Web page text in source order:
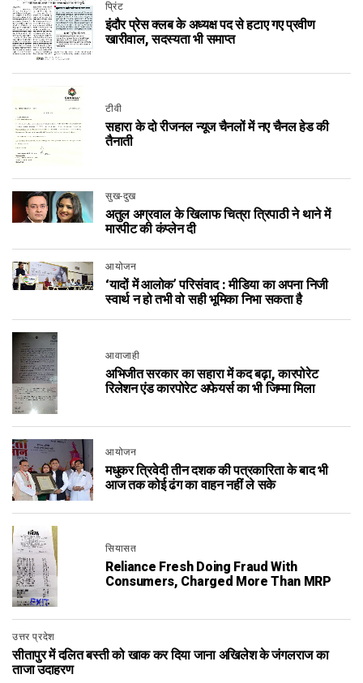
प्रिंट
इंदौर प्रेस क्लब के अध्यक्ष पद से हटाए गए प्रवीण
खारीवाल, सदस्यता भी समाप्त
टीवी
सहारा के दो रीजनल न्यूज चैनलों में नए चैनल हेड की
तैनाती
सुख-दुख
अतुल अग्रवाल के खिलाफ चित्रा त्रिपाठी ने थाने में
मारपीट की कंप्लेन दी
आयोजन
‘यादों में आलोक’ परिसंवाद : मीडिया का अपना निजी
स्वार्थ न हो तभी वो सही भूमिका निभा सकता है
आवाजाही
अभिजीत सरकार का सहारा में कद बढ़ा, कारपोरेट
रिलेशन एंड कारपोरेट अफेयर्स का भी जिम्मा मिला
आयोजन
मधुकर त्रिवेदी तीन दशक की पत्रकारिता के बाद भी
आज तक कोई ढंग का वाहन नहीं ले सके
सियासत
Reliance Fresh Doing Fraud With
Consumers, Charged More Than MRP
उत्तर प्रदेश
सीतापुर में दलित बस्ती को खाक कर दिया जाना अखिलेश के जंगलराज का
ताजा उदाहरण